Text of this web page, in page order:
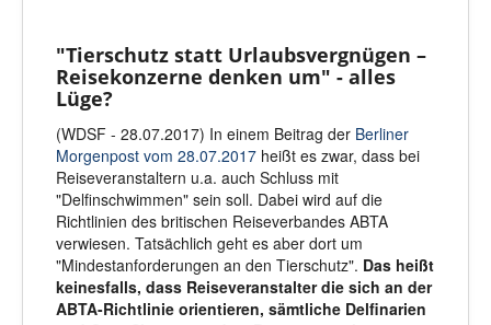
"Tierschutz statt Urlaubsvergnügen –
Reisekonzerne denken um" - alles
Lüge?
(WDSF - 28.07.2017) In einem Beitrag der Berliner
Morgenpost vom 28.07.2017 heißt es zwar, dass bei
Reiseveranstaltern u.a. auch Schluss mit
"Delfinschwimmen" sein soll. Dabei wird auf die
Richtlinien des britischen Reiseverbandes ABTA
verwiesen. Tatsächlich geht es aber dort um
"Mindestanforderungen an den Tierschutz". Das heißt
keinesfalls, dass Reiseveranstalter die sich an der
ABTA-Richtlinie orientieren, sämtliche Delfinarien